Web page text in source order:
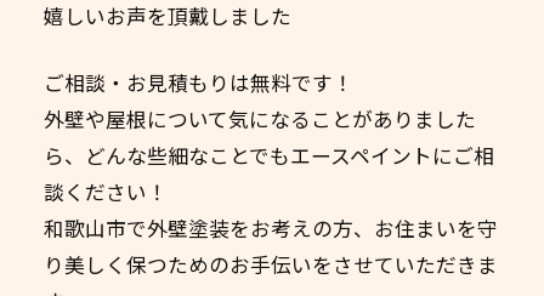
嬉しいお声を頂戴しました
ご相談・お見積もりは無料です！
外壁や屋根について気になることがありました
ら、どんな些細なことでもエースペイントにご相
談ください！
和歌山市で外壁塗装をお考えの方、お住まいを守
り美しく保つためのお手伝いをさせていただきま